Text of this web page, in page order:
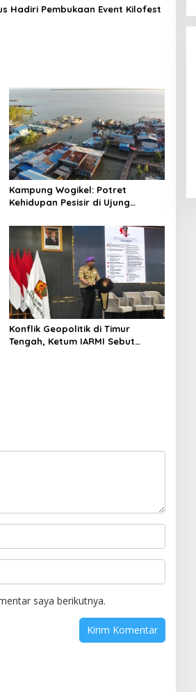
Hadiri Pembukaan Event Kilofest
Kampung Wogikel: Potret
Kehidupan Pesisir di Ujung
Tengah Keterbatasan
Konflik Geopolitik di Timur
Tengah, Ketum IARMI Sebut
saya berikutnya.